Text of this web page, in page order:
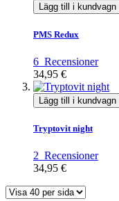
Lägg till i kundvagn
PMS Redux
6 Recensioner
34,95 €
Lägg till i kundvagn
Tryptovit night
2 Recensioner
34,95 €